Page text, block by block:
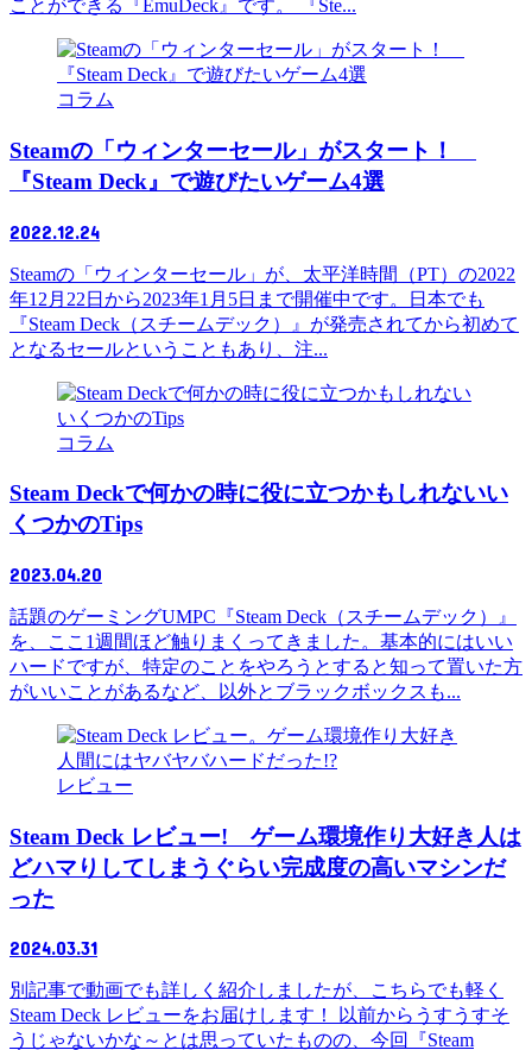
ことができる『EmuDeck』です。 『Ste...
コラム
Steamの「ウィンターセール」がスタート！
『Steam Deck』で遊びたいゲーム4選
2022.12.24
Steamの「ウィンターセール」が、太平洋時間（PT）の2022
年12月22日から2023年1月5日まで開催中です。日本でも
『Steam Deck（スチームデック）』が発売されてから初めて
となるセールということもあり、注...
コラム
Steam Deckで何かの時に役に立つかもしれないい
くつかのTips
2023.04.20
話題のゲーミングUMPC『Steam Deck（スチームデック）』
を、ここ1週間ほど触りまくってきました。基本的にはいい
ハードですが、特定のことをやろうとすると知って置いた方
がいいことがあるなど、以外とブラックボックスも...
レビュー
Steam Deck レビュー! ゲーム環境作り大好き人は
どハマりしてしまうぐらい完成度の高いマシンだ
った
2024.03.31
別記事で動画でも詳しく紹介しましたが、こちらでも軽く
Steam Deck レビューをお届けします！ 以前からうすうすそ
うじゃないかな～とは思っていたものの、今回『Steam